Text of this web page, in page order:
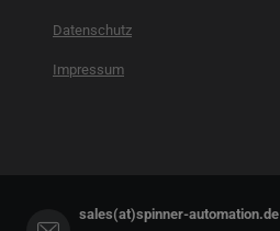
Datenschutz
Impressum
sales(at)spinner-automation.de